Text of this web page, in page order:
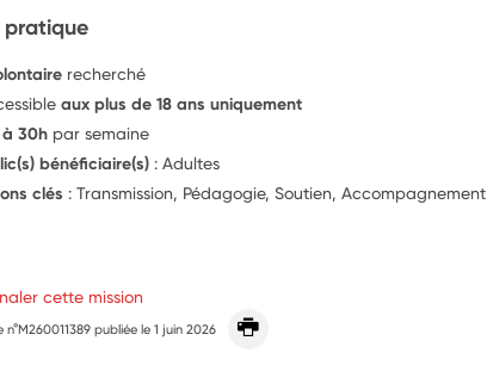
pratique
recherché
aux plus de 18 ans uniquement
à 30h par semaine
bénéficiaire(s) : Adultes
clés : Transmission, Pédagogie, Soutien, Accompagnement
cette mission
n°M260011389 publiée le1 juin 2026